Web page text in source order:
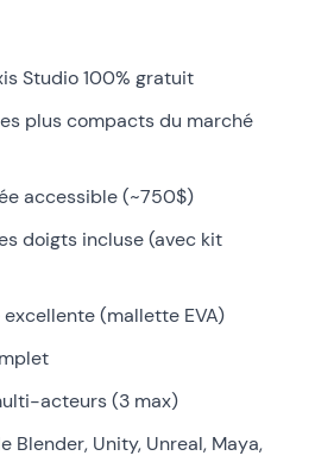
Studio 100% gratuit
plus compacts du marché
accessible (~750$)
doigts incluse (avec kit
(mallette EVA)
acteurs (3 max)
Blender, Unity, Unreal, Maya,